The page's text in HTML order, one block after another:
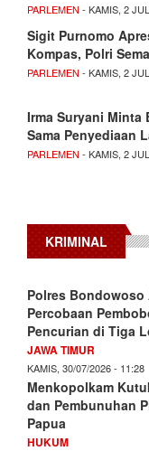
PARLEMEN - KAMIS, 2
Sigit Purnomo
Kompas, Polri
PARLEMEN - KAMIS, 2
Irma Suryani Minta
Sama Penyediaan
PARLEMEN - KAMIS, 2
KRIMINAL
Polres Bondowoso
Percobaan
Pencurian di Tiga
JAWA TIMUR
KAMIS, 30/07/2026 - 11:28
Menkopolkam
dan Pembunuhan
Papua
HUKUM